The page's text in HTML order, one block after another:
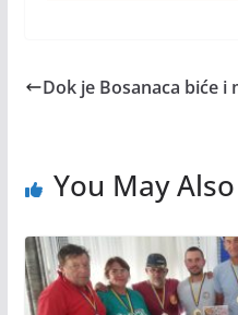
Dok je Bosanaca biće i
You May